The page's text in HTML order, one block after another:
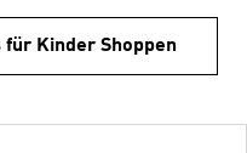
für Kinder Shoppen